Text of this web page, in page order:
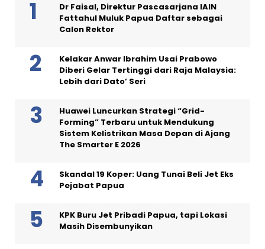
Dr Faisal, Direktur Pascasarjana IAIN
Fattahul Muluk Papua Daftar sebagai
Calon Rektor
Kelakar Anwar Ibrahim Usai Prabowo
Diberi Gelar Tertinggi dari Raja Malaysia:
Lebih dari Dato’ Seri
Huawei Luncurkan Strategi “Grid-
Forming” Terbaru untuk Mendukung
Sistem Kelistrikan Masa Depan di Ajang
The Smarter E 2026
Skandal 19 Koper: Uang Tunai Beli Jet Eks
Pejabat Papua
KPK Buru Jet Pribadi Papua, tapi Lokasi
Masih Disembunyikan